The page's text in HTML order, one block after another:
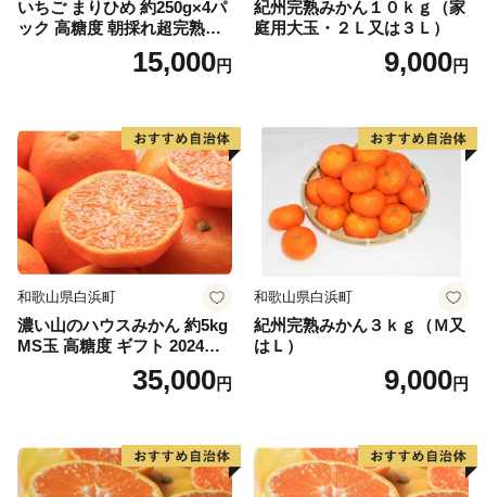
いちご まりひめ 約250g×4パ
ック 高糖度 朝採れ超完熟ま
りひめ 1月以降発送分
15,000円
紀州完熟みかん１０ｋｇ（家
庭用大玉・２Ｌ又は３Ｌ）
9,000円
和歌山県白浜町
濃い山のハウスみかん 約5kg
MS玉 高糖度 ギフト 2024年7
35,000円
和歌山県白浜町
紀州完熟みかん３ｋｇ（Ｍ又
はＬ）
9,000円